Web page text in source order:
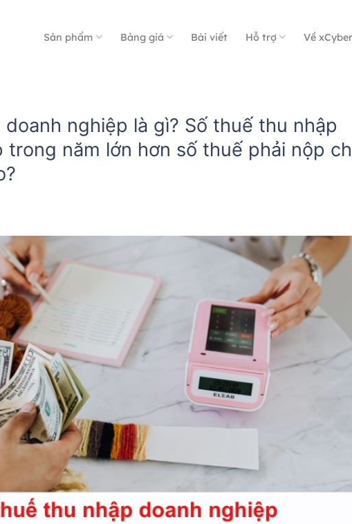
Sản phẩm Bảng giá Bài viết Hỗ trợ Về xCyber
nghiệp là gì? Số thuế thu nhập
năm lớn hơn số thuế phải nộp